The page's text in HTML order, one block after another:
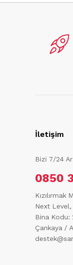
İletişim
Bizi 7/24
0850
Kızılırmak
Next
Bina Kodu:
Çankaya /